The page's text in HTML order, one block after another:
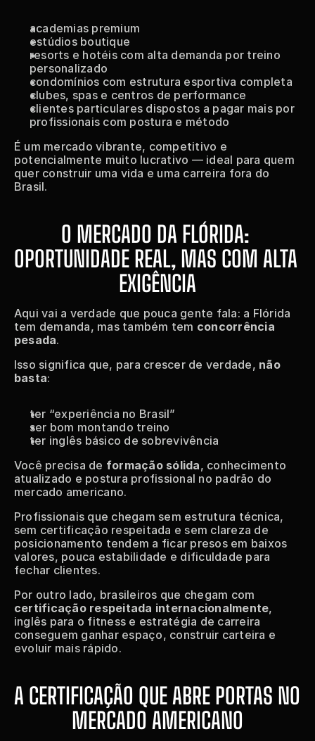
academias premium
estúdios boutique
resorts e hotéis com alta demanda por treino
personalizado
condomínios com estrutura esportiva completa
clubes, spas e centros de performance
clientes particulares dispostos a pagar mais por
profissionais com postura e método
É um mercado vibrante, competitivo e
potencialmente muito lucrativo — ideal para quem
quer construir uma vida e uma carreira fora do
Brasil.
O MERCADO DA FLÓRIDA:
OPORTUNIDADE REAL, MAS COM ALTA
EXIGÊNCIA
Aqui vai a verdade que pouca gente fala: a Flórida
tem demanda, mas também tem concorrência
pesada.
Isso significa que, para crescer de verdade, não
basta:
ter “experiência no Brasil”
ser bom montando treino
ter inglês básico de sobrevivência
Você precisa de formação sólida, conhecimento
atualizado e postura profissional no padrão do
mercado americano.
Profissionais que chegam sem estrutura técnica,
sem certificação respeitada e sem clareza de
posicionamento tendem a ficar presos em baixos
valores, pouca estabilidade e dificuldade para
fechar clientes.
certificação respeitada internacionalmente,
inglês para o fitness e estratégia de carreira
conseguem ganhar espaço, construir carteira e
evoluir mais rápido.
A CERTIFICAÇÃO QUE ABRE PORTAS NO
MERCADO AMERICANO